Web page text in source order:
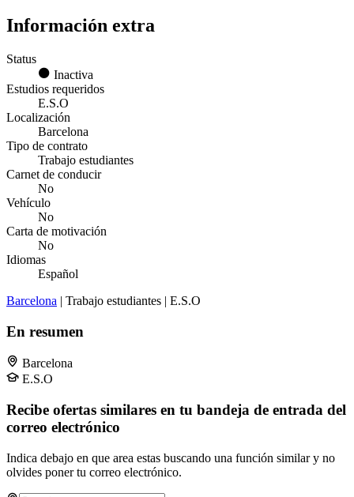
Información extra
Status
Inactiva
Estudios requeridos
E.S.O
Localización
Barcelona
Tipo de contrato
Trabajo estudiantes
Carnet de conducir
No
Vehículo
No
Carta de motivación
No
Idiomas
Español
Barcelona | Trabajo estudiantes | E.S.O
En resumen
Barcelona
E.S.O
Recibe ofertas similares en tu bandeja de entrada del
correo electrónico
Indica debajo en que area estas buscando una función similar y no
olvides poner tu correo electrónico.